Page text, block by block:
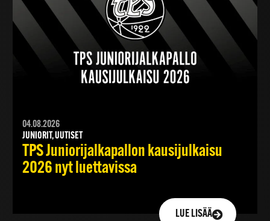
04.08.2026
JUNIORIT, UUTISET
TPS Juniorijalkapallon kausijulkaisu
2026 nyt luettavissa
LUE LISÄÄ